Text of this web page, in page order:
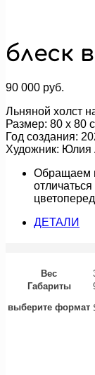
блеск
90 000 руб.
Льняной холст
Размер: 80 х 80
Год создания:
Художник: Юлия
Обращаем
ДЕТАЛИ
Вес
Габариты
выберите формат